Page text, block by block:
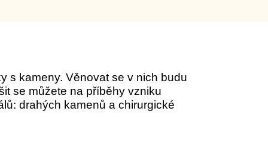
s kameny. Věnovat se v nich budu
se můžete na příběhy vzniku
drahých kamenů a chirurgické